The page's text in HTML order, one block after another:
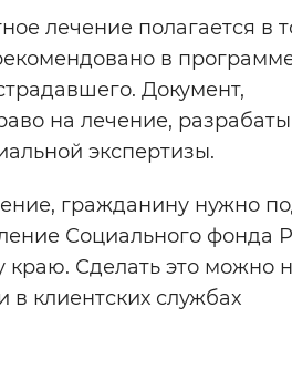
Остановить
лечение полагается в
в
Документ,
на лечение,
экспертизы.
гражданину нужно
Социального фонда
краю. Сделать это можно
в клиентских службах